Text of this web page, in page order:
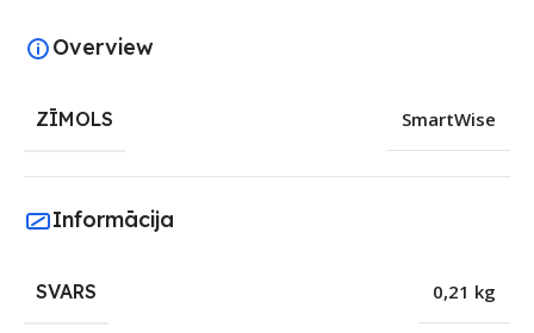
Overview
ZĪMOLS SmartWise
Informācija
SVARS 0,21 kg